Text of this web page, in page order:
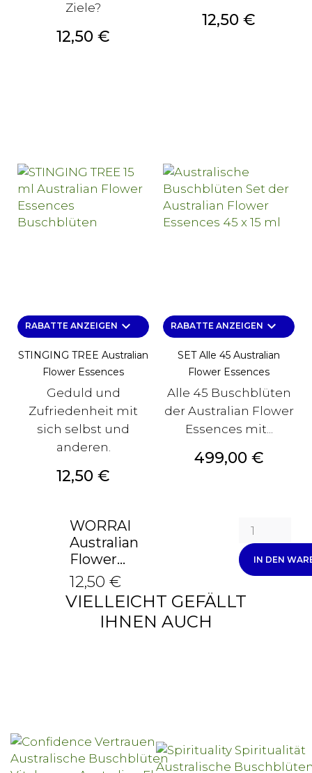
Ziele?
Preis
12,50 €
Preis
12,50 €
RABATTE ANZEIGEN keyboard_arrow_down
STINGING TREE Australian
Flower Essences
Geduld und
Zufriedenheit mit
sich selbst und
anderen.
Preis
12,50 €
RABATTE ANZEIGEN keyboard_arrow_down
SET Alle 45 Australian
Flower Essences
Alle 45 Buschblüten
der Australian Flower
Essences mit...
Preis
499,00 €
WORRAI
Australian
Flower...
12,50 €
IN DEN
VIELLEICHT GEFÄLLT
IHNEN AUCH